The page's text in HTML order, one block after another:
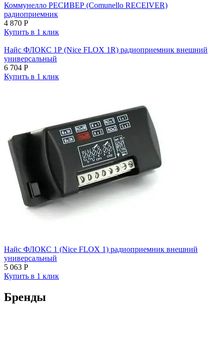
Коммунелло РЕСИВЕР (Comunello RECEIVER)
радиоприемник
4 870 Р
Купить в 1 клик
Найс ФЛОКС 1Р (Nice FLOX 1R) радиоприемник внешний
универсальный
6 704 Р
Купить в 1 клик
Найс ФЛОКС 1 (Nice FLOX 1) радиоприемник внешний
универсальный
5 063 Р
Купить в 1 клик
Бренды